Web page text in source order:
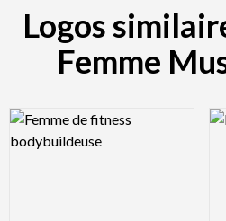
Logos
Femme
Logo Preview Image